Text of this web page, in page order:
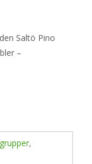
Saltö Pino
–
,